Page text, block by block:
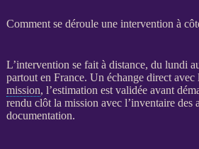
Comment se déroule une intervention à
L’intervention se fait à distance, du lundi
partout en France. Un échange direct avec
mission, l’estimation est validée avant
rendu clôt la mission avec l’inventaire des
documentation.